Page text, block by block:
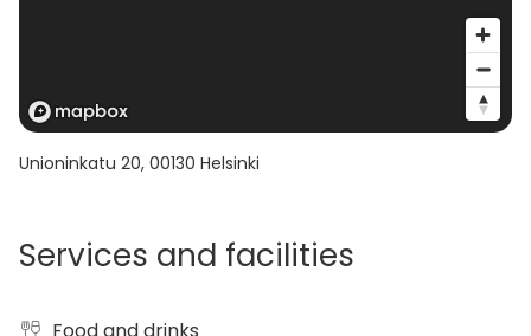
Unioninkatu 20, 00130 Helsinki
Services and facilities